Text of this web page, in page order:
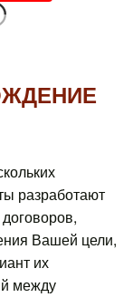
разработают
Вашей цели,
их
между